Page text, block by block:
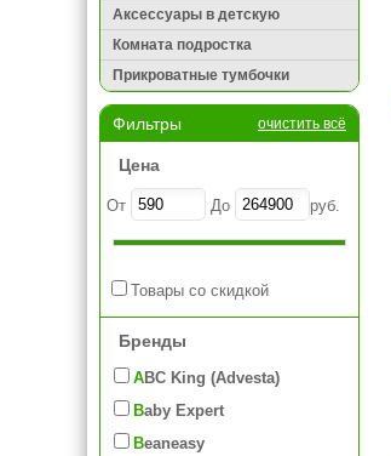
Аксессуары в детскую
Комната подростка
Прикроватные тумбочки
Фильтры очистить всё
Цена
От До руб.
Товары со скидкой
Бренды
ABC King (Advesta)
Baby Expert
Beaneasy